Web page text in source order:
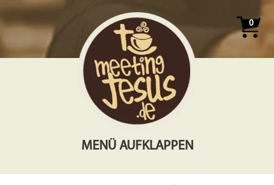
0
MENÜ AUFKLAPPEN